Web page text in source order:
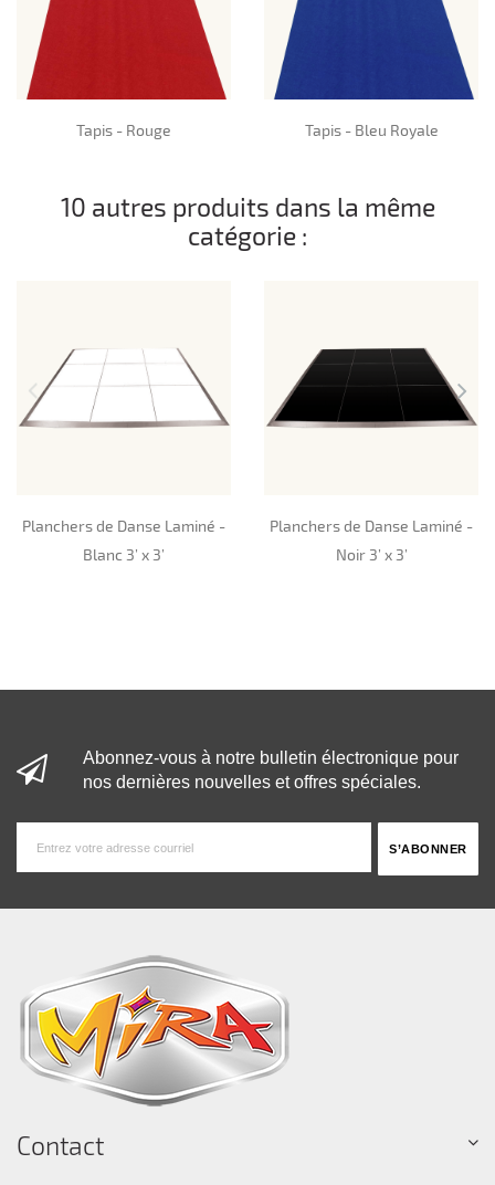
Tapis - Rouge Tapis - Bleu Royale
10 autres produits dans la même
catégorie :
Planchers de Danse Laminé -
Blanc 3’ x 3’
Planchers de Danse Laminé -
Noir 3’ x 3’
Abonnez-vous à notre bulletin électronique pour
nos dernières nouvelles et offres spéciales.
Contact